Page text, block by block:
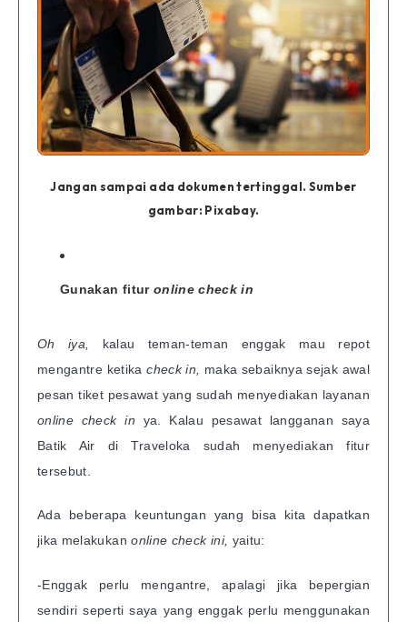
Jangan sampai ada dokumen tertinggal. Sumber
gambar: Pixabay.
Gunakan fitur online check in
Oh iya, kalau teman-teman enggak mau repot
mengantre ketikacheck in, maka sebaiknya sejak awal
pesan tiket pesawat yang sudah menyediakan layanan
online check in ya. Kalau pesawat langganan saya
Batik Air di Traveloka sudah menyediakan fitur
tersebut.
Ada beberapa keuntungan yang bisa kita dapatkan
jika melakukanonline check ini, yaitu:
-Enggak perlu mengantre, apalagi jika bepergian
sendiri seperti saya yang enggak perlu menggunakan